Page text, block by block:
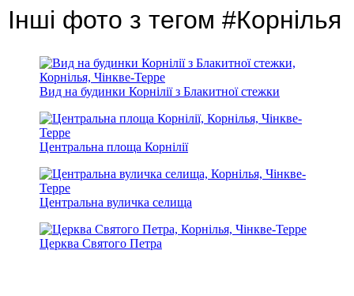
Інші фото з тегом #Корнілья
Вид на будинки Корнілії з Блакитної стежки
Центральна площа Корнілії
Центральна вуличка селища
Церква Святого Петра